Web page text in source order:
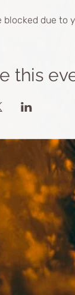
blocked due
this